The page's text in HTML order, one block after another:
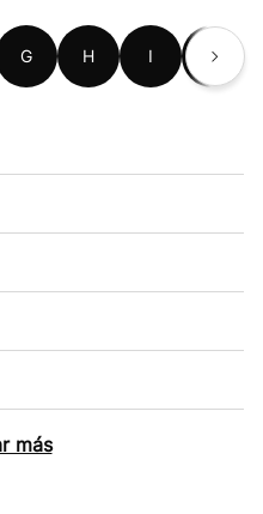
G H I L
más